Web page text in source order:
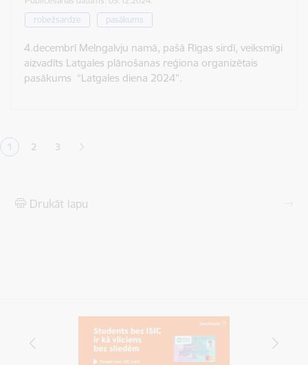
robežsardze
pasākums
4.decembrī Melngalvju namā, pašā Rīgas sirdī, veiksmīgi
aizvadīts Latgales plānošanas reģiona organizētais
pasākums “Latgales diena 2024”.
Pašreizējā lapa
1 Lapa
2 Lapa
3
Drukāt lapu